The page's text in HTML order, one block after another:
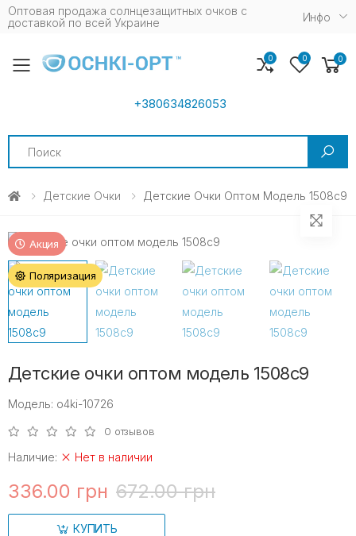
Оптовая продажа солнцезащитных очков c
доставкой по всей Украине
Инфо
Toggle mobile menu
+380634826053
Search
0 0 0
Детские Очки Детские Очки Оптом Модель 1508c9
Акция
Поляризация
Детские очки оптом модель 1508c9
Модель: o4ki-10726
0 отзывов
Наличие: Нет в наличии
336.00 грн 672.00 грн
КУПИТЬ